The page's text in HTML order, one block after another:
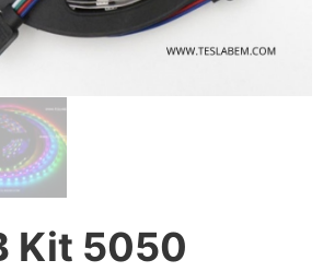
Kit 5050